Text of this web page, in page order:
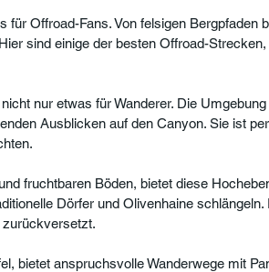
Offroad-Fans. Von felsigen Bergpfaden
sind einige der besten Offroad-Strecken,
nur etwas für Wanderer. Die Umgebung
Ausblicken auf den Canyon. Sie ist
fruchtbaren Böden, bietet diese
Dörfer und Olivenhaine schlängeln.
zurückversetzt.
bietet anspruchsvolle Wanderwege mit